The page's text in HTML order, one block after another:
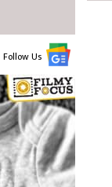
Follow Us